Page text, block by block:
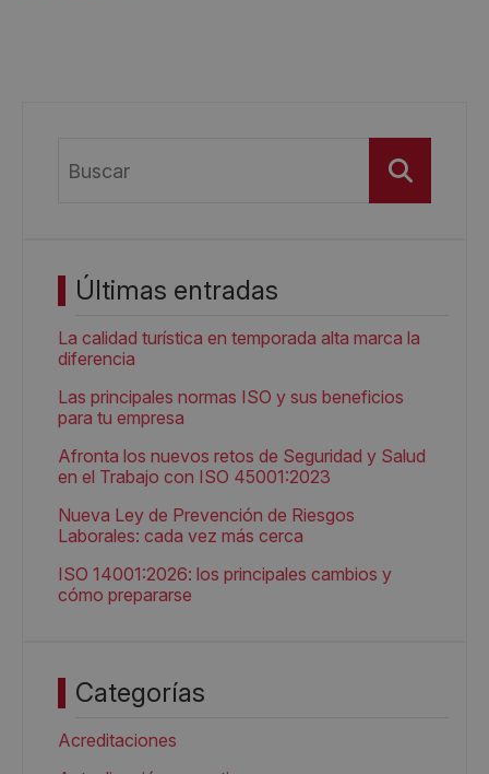
Buscar
Últimas entradas
La calidad turística en temporada alta marca la
diferencia
Las principales normas ISO y sus beneficios
para tu empresa
Afronta los nuevos retos de Seguridad y Salud
en el Trabajo con ISO 45001:2023
Nueva Ley de Prevención de Riesgos
Laborales: cada vez más cerca
ISO 14001:2026: los principales cambios y
cómo prepararse
Categorías
Acreditaciones